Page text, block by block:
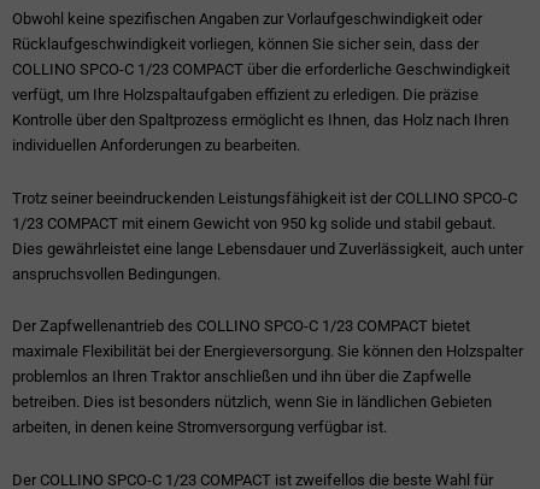
Obwohl keine spezifischen Angaben zur Vorlaufgeschwindigkeit oder
Rücklaufgeschwindigkeit vorliegen, können Sie sicher sein, dass der
COLLINO SPCO-C 1/23 COMPACT über die erforderliche Geschwindigkeit
verfügt, um Ihre Holzspaltaufgaben effizient zu erledigen. Die präzise
Kontrolle über den Spaltprozess ermöglicht es Ihnen, das Holz nach Ihren
individuellen Anforderungen zu bearbeiten.
Trotz seiner beeindruckenden Leistungsfähigkeit ist der COLLINO SPCO-C
1/23 COMPACT mit einem Gewicht von 950 kg solide und stabil gebaut.
Dies gewährleistet eine lange Lebensdauer und Zuverlässigkeit, auch unter
anspruchsvollen Bedingungen.
Der Zapfwellenantrieb des COLLINO SPCO-C 1/23 COMPACT bietet
maximale Flexibilität bei der Energieversorgung. Sie können den Holzspalter
problemlos an Ihren Traktor anschließen und ihn über die Zapfwelle
betreiben. Dies ist besonders nützlich, wenn Sie in ländlichen Gebieten
arbeiten, in denen keine Stromversorgung verfügbar ist.
Der COLLINO SPCO-C 1/23 COMPACT ist zweifellos die beste Wahl für